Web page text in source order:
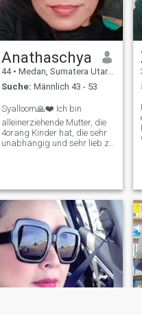
Anathaschya
44 • Medan, Sumatera Utara, Indonesien
Suche: Männlich 43 - 53
Syalloom🙏❤️ Ich bin
alleinerziehende Mutter, die
4orang Kinder hat, die sehr
unabhängig und sehr lieb zu
und Gewalt. Ich habe eine
Vergangenheit, die mich
einmal sehr traumatisiert
macht. Ich habe zweimal
versagt, mit einem Mann zu
leben, der es ist ich wurde
von meinem ersten Mann
wegen häuslicher Gewalt
geschieden und mein Mann
betrog und ich trennte mich